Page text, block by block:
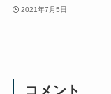
2021年7月5日
コメント